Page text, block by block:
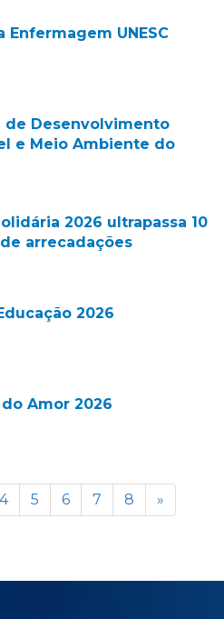
Enfermagem UNESC
de Desenvolvimento
e Meio Ambiente do
2026 ultrapassa 10
arrecadações
2026
Amor 2026
4 5 6 7 8 »